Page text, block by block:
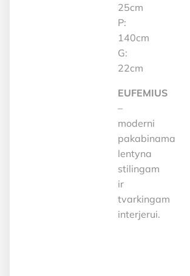
25cm
P:
140cm
G:
22cm
EUFEMIUS
–
moderni
pakabinama
lentyna
stilingam
ir
tvarkingam
interjerui.